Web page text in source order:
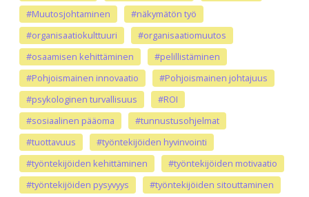
#Muutosjohtaminen
#näkymätön työ
#organisaatiokulttuuri
#organisaatiomuutos
#osaamisen kehittäminen
#pelillistäminen
#Pohjoismainen innovaatio
#Pohjoismainen johtajuus
#psykologinen turvallisuus
#ROI
#sosiaalinen pääoma
#tunnustusohjelmat
#tuottavuus
#työntekijöiden hyvinvointi
#työntekijöiden kehittäminen
#työntekijöiden motivaatio
#työntekijöiden pysyvyys
#työntekijöiden sitouttaminen